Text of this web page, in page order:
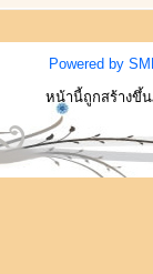
Powered by
หน้านี้ถูกสร้างขึ้น